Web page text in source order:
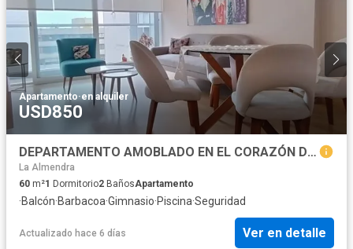
Apartamento·en alquiler
USD850
DEPARTAMENTO AMOBLADO EN EL CORAZÓN DE MIRAFLORES
La Almendra
60 m²1 Dormitorio2 BañosApartamento
·Balcón·Barbacoa·Gimnasio·Piscina·Seguridad
Actualizado hace 6 días Ver en detalle